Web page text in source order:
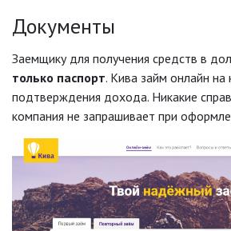
Документы
Заемщику для получения средств в
только паспорт. Кива займ онлайн на
подтверждения дохода. Никакие
компания не запрашивает при